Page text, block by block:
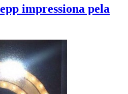
impressiona pela